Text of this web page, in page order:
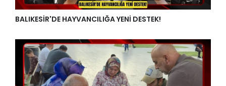
BALIKESİR'DE HAYVANCILIĞA YENİ DESTEK!